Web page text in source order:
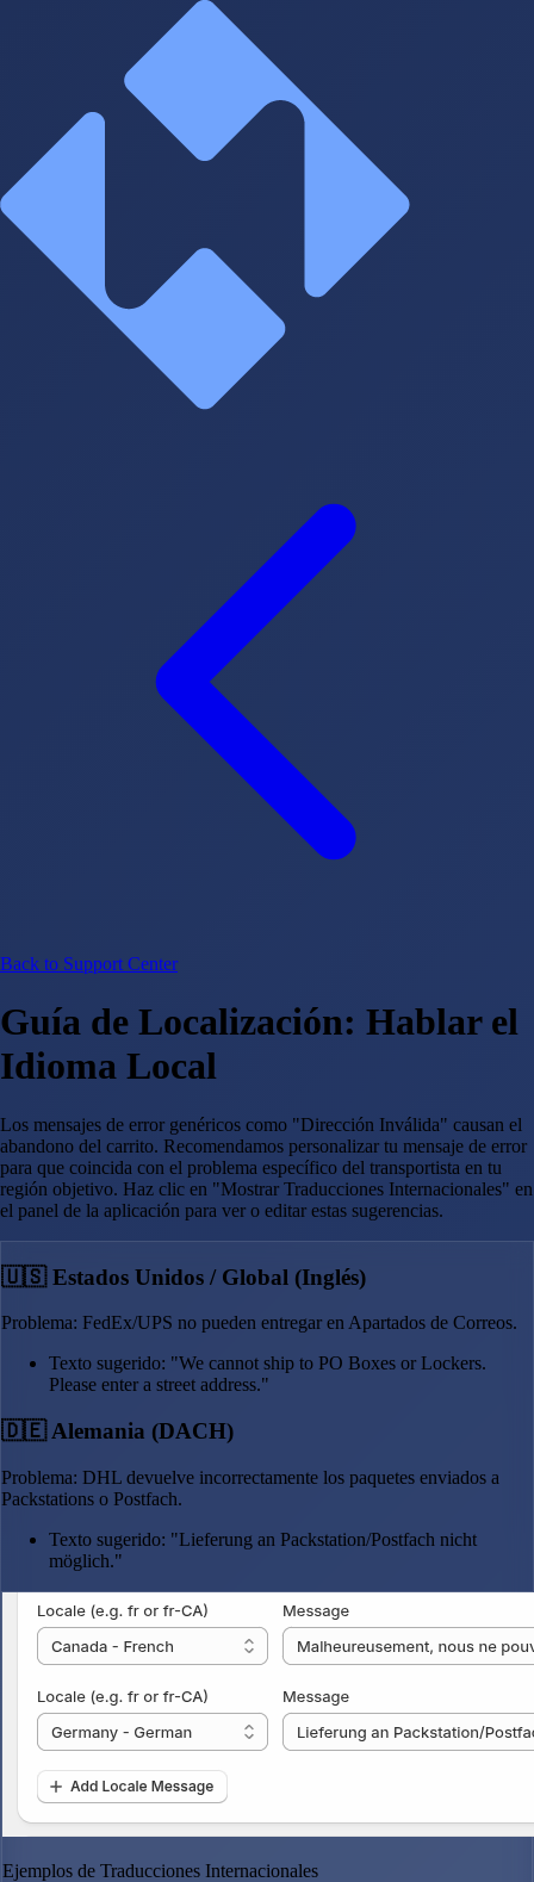
Back to Support Center
Guía de Localización: Hablar el
Idioma Local
Los mensajes de error genéricos como "Dirección Inválida" causan el
abandono del carrito. Recomendamos personalizar tu mensaje de error
para que coincida con el problema específico del transportista en tu
región objetivo. Haz clic en "Mostrar Traducciones Internacionales" en
el panel de la aplicación para ver o editar estas sugerencias.
🇺🇸 Estados Unidos / Global (Inglés)
Problema: FedEx/UPS no pueden entregar en Apartados de Correos.
Texto sugerido: "We cannot ship to PO Boxes or Lockers.
Please enter a street address."
🇩🇪 Alemania (DACH)
Problema: DHL devuelve incorrectamente los paquetes enviados a
Packstations o Postfach.
Texto sugerido: "Lieferung an Packstation/Postfach nicht
möglich."
Ejemplos de Traducciones Internacionales